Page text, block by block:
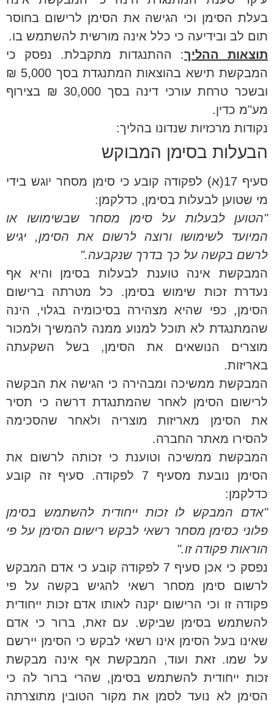
בעלת הסימן וכי הגישה את הסימן לרישום בחוסר
תום לב ובידיעה כי כלל אינה מורשית להשתמש בו.
תוצאות ההליך: ההתנגדות מתקבלת. נפסק כי
המבקשת תישא בהוצאות המתנגדת בסך 5,000 ₪
ובשכר טרחת עורכי דינה בסך 30,000 ₪ בצירוף
מע"מ כדין.
נקודות מרכזיות שנדונו בהליך:
הבעלות בסימן המבוקש
סעיף 17(א) לפקודה קובע כי סימן מסחר יוגש בידי
מי שטוען לבעלות בסימן, כדלקמן:
"הטוען לבעלות על סימן מסחר שבשימושו או
המיועד לשימושו ורוצה לרשום את הסימן, יגיש
לרשם בקשה על כך בדרך שנקבעה."
המבקשת אינה טוענת לבעלות בסימן והיא אף
נעדרת זכות שימוש בסימן. כל מטרתה ברישום
הסימן, כפי שהיא מצהירה בסיכומיה בגלוי, הינה
שהמתנגדת לא תוכל למנוע ממנה להמשיך ולמכור
מוצרים הנושאים את הסימן, בשל השקעתה
באריזות.
המבקשת ממשיכה ומבהירה כי הגישה את הבקשה
לרישום הסימן לאחר שהמתנגדת דרשה כי תסיר
את הסימן מאריזות מוצריה ולאחר שהסכימה
להסירו מאתר החברה.
המבקשת ממשיכה וטוענת כי זכותה לרשום את
הסימן נובעת מסעיף 7 לפקודה. סעיף זה קובע
כדלקמן:
"אדם המבקש לו זכות ייחודית להשתמש בסימן
פלוני כסימן מסחר רשאי לבקש רישום הסימן על פי
הוראות פקודה זו."
נפסק כי אכן סעיף 7 לפקודה קובע כי אדם המבקש
לרשום סימן מסחר רשאי להגיש בקשה על פי
פקודה זו וכי הרישום יקנה לאותו אדם זכות ייחודית
להשתמש בסימן שביקש. עם זאת, ברור כי אדם
שאינו בעל הסימן אינו רשאי לבקש כי הסימן יירשם
על שמו. זאת ועוד, המבקשת אף אינה מבקשת
זכות ייחודית להשתמש בסימן, שהרי ברור לה כי
הסימן לא נועד לסמן את מקור הטובין מתוצרתה